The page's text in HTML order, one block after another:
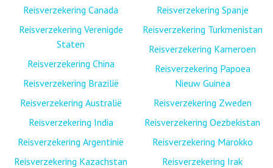
Reisverzekering Canada
Reisverzekering Verenigde
Staten
Reisverzekering China
Reisverzekering Brazilië
Reisverzekering Australië
Reisverzekering India
Reisverzekering Argentinië
Reisverzekering Kazachstan
Reisverzekering Spanje
Reisverzekering Turkmenistan
Reisverzekering Kameroen
Reisverzekering Papoea
Nieuw Guinea
Reisverzekering Zweden
Reisverzekering Oezbekistan
Reisverzekering Marokko
Reisverzekering Irak